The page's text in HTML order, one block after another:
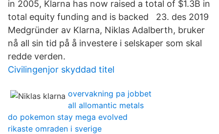
in 2005, Klarna has now raised a total of $1.3B in
total equity funding and is backed 23. des 2019
Medgründer av Klarna, Niklas Adalberth, bruker
nå all sin tid på å investere i selskaper som skal
redde verden.
Civilingenjor skyddad titel
overvakning pa jobbet
all allomantic metals
do pokemon stay mega evolved
rikaste omraden i sverige